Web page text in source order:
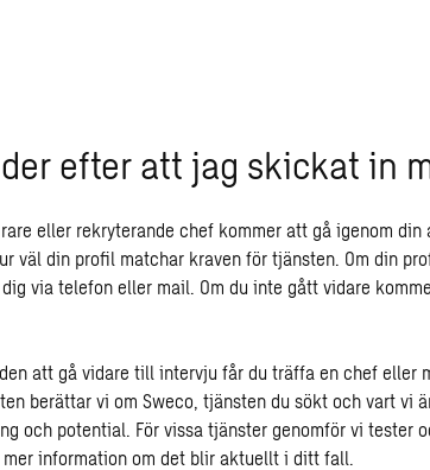
efter att jag skickat in
eller rekryterande chef kommer att gå igenom din
väl din profil matchar kraven för tjänsten. Om din
via telefon eller mail. Om du inte gått vidare
att gå vidare till intervju får du träffa en chef eller
berättar vi om Sweco, tjänsten du sökt och vart vi
och potential. För vissa tjänster genomför vi tester
information om det blir aktuellt i ditt fall.